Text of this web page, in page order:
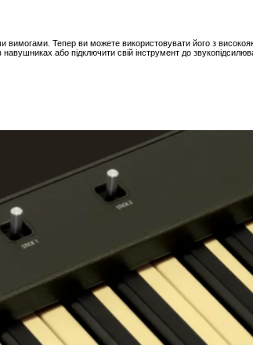
вимогами. Тепер ви можете використовувати його з
або підключити свій інструмент до